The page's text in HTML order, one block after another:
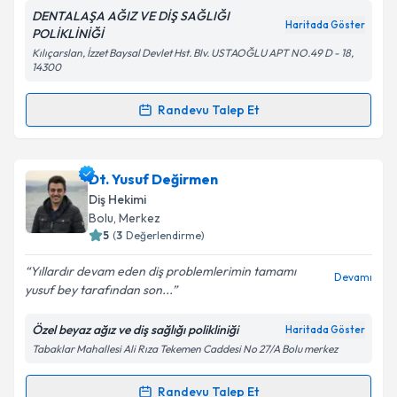
Metni'ni okudum ve kişisel verilerimin belirtilen
kapsamda işlenmesini kabul ediyorum.
DENTALAŞA AĞIZ VE DİŞ SAĞLIĞI
POLİKLİNİĞİ
Haritada Göster
Kılıçarslan, İzzet Baysal Devlet Hst. Blv. USTAOĞLU APT NO.49 D - 18,
14300
Randevu Talep Et
Randevu Takvimi Talebi
Dt. Ö.Sadık Alaşaiçin randevu takvimi talebi
oluşturun. Size bu uzmandan randevu almanız için bir
takvim hazırlandığında e-posta ile bilgilendireceğiz.
Kişisel verilerimin işlenmesine ilişkin
Aydınlatma
Metni'ni okudum ve kişisel verilerimin belirtilen
kapsamda işlenmesini kabul ediyorum.
Dt. Yusuf Değirmen
Diş Hekimi
Bolu, Merkez
5 (3 Değerlendirme)
Yıllardır devam eden diş problemlerimin tamamı
yusuf bey tarafından son...
Devamı
Özel beyaz ağız ve diş sağlığı polikliniği Haritada Göster
Tabaklar Mahallesi Ali Rıza Tekemen Caddesi No 27/A Bolu merkez
Randevu Talep Et